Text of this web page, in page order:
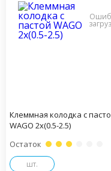
Клеммная колодка с
WAGO 2х(0.5-2.5)
Остаток
шт.